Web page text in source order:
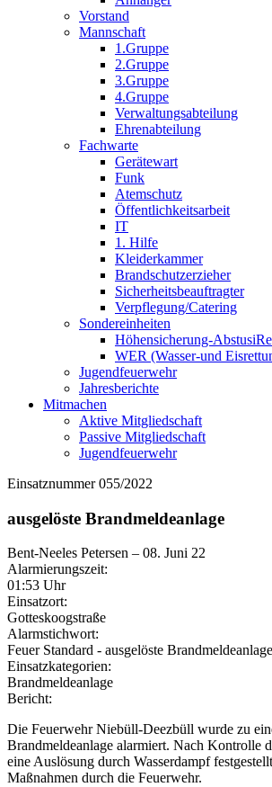
Vorstand
Mannschaft
1.Gruppe
2.Gruppe
3.Gruppe
4.Gruppe
Verwaltungsabteilung
Ehrenabteilung
Fachwarte
Gerätewart
Funk
Atemschutz
Öffentlichkeitsarbeit
IT
1. Hilfe
Kleiderkammer
Brandschutzerzieher
Sicherheitsbeauftragter
Verpflegung/Catering
Sondereinheiten
Höhensicherung-
WER (Wasser-und
Jugendfeuerwehr
Jahresberichte
Mitmachen
Aktive Mitgliedschaft
Passive Mitgliedschaft
Jugendfeuerwehr
Einsatznummer 055/2022
ausgelöste Brandmeldeanlage
Bent-Neeles Petersen – 08. Juni 22
Alarmierungszeit:
01:53 Uhr
Einsatzort:
Gotteskoogstraße
Alarmstichwort:
Feuer Standard - ausgelöste Brandmeldeanlage
Einsatzkategorien:
Brandmeldeanlage
Bericht:
Die Feuerwehr Niebüll-Deezbüll wurde zu
Brandmeldeanlage alarmiert. Nach Kontrolle
eine Auslösung durch Wasserdampf
Maßnahmen durch die Feuerwehr.